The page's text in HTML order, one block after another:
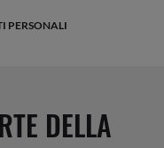
PERSONALI
DELLA